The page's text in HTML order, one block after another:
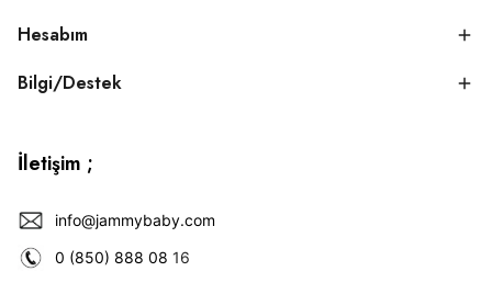
Hesabım
Bilgi/Destek
İletişim ;
info@jammybaby.com
0 (850) 888 08 16